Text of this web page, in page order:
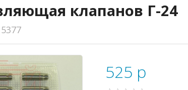
клапанов Г-24
525 p